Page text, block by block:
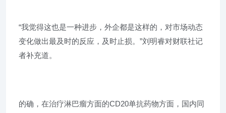
“我觉得这也是一种进步，外企都是这样的，对市场动态
变化做出最及时的反应，及时止损。”刘明睿对财联社记
者补充道。
的确，在治疗淋巴瘤方面的CD20单抗药物方面，国内同